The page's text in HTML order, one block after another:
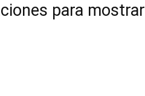
para mostrar